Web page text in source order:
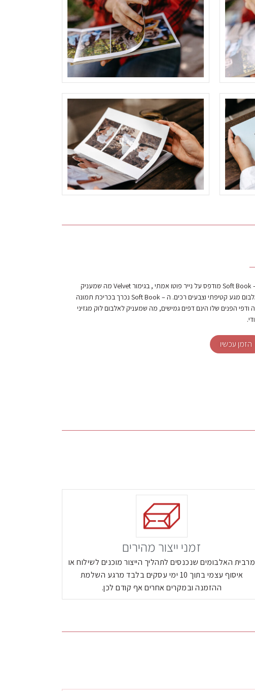
ה – Soft Book מודפס על נייר פוטו אמתי , בגימור Velvet מה שמעניק
לאלבום מגע קטיפתי וצבעים רכים. ה – Soft Book נכרך בכריכת תמונה
ודפי הפנים שלו הינם דפים גמישים, מה שמעניק לאלבום לוק מגזיני
הזמן עכשיו
זמני ייצור מהירים
מרבית האלבומים שנכנסים לתהליך הייצור מוכנים לשילוח או
איסוף עצמי בתוך 10 ימי עסקים בלבד מרגע השלמת
ההזמנה ובמקרים אחרים אף קודם לכן.